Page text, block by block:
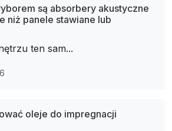
są absorbery akustyczne
niż panele stawiane lub
ten sam...
oleje do impregnacji